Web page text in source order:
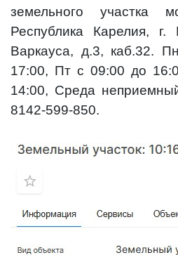
земельного участка
Республика Карелия, г.
Варкауса, д.3, каб.32.
17:00, Пт с 09:00 до
14:00, Среда
8142-599-850.